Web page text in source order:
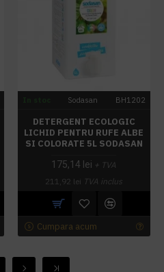
Sodasan BH1202
DETERGENT ECOLOGIC
LICHID PENTRU RUFE ALBE
SI COLORATE 5L SODASAN
175,14 lei + TVA
211,92 lei TVA inclus
Cumpara acum